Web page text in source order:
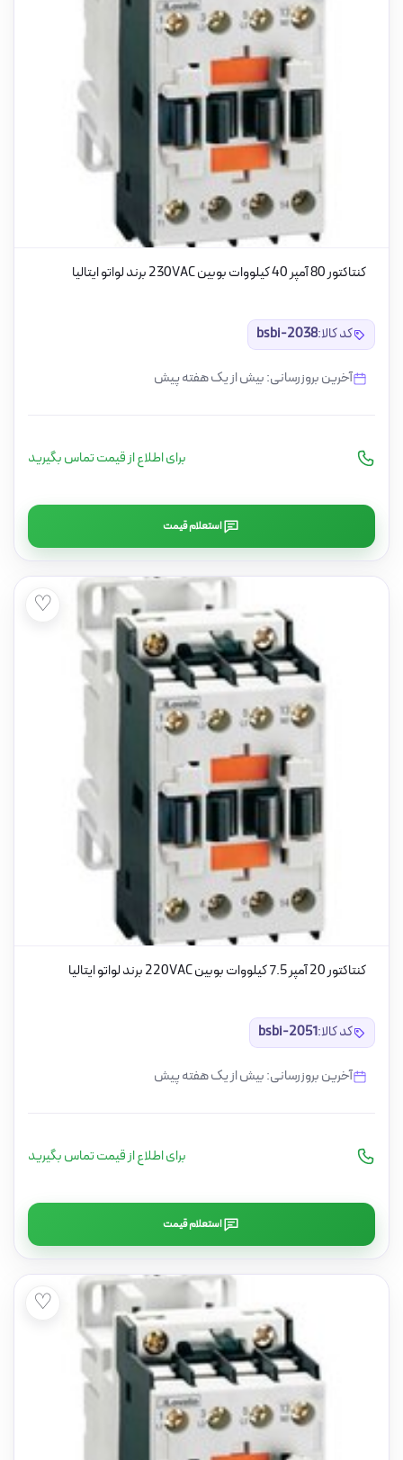
کنتاکتور 80 آمپر 40 کیلووات بوبین 230VAC برند لواتو ایتالیا
کد کالا:bsbi-2038
آخرین بروزرسانی: بیش از یک هفته پیش
برای اطلاع از قیمت تماس بگیرید
استعلام قیمت
♡
کنتاکتور 20 آمپر 7.5 کیلووات بوبین 220VAC برند لواتو ایتالیا
کد کالا:bsbi-2051
آخرین بروزرسانی: بیش از یک هفته پیش
برای اطلاع از قیمت تماس بگیرید
استعلام قیمت
♡